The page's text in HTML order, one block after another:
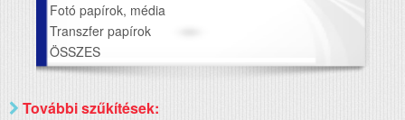
Fotó papírok, média
Transzfer papírok
ÖSSZES
További szűkítések: